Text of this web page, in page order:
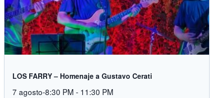
LOS FARRY – Homenaje a Gustavo Cerati
7 agosto-8:30 PM - 11:30 PM